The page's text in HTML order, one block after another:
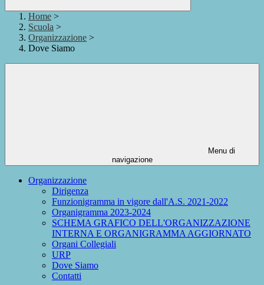
Home >
Scuola >
Organizzazione >
Dove Siamo
Menu di
navigazione
Organizzazione
Dirigenza
Funzionigramma in vigore dall'A.S. 2021-2022
Organigramma 2023-2024
SCHEMA GRAFICO DELL'ORGANIZZAZIONE
INTERNA E ORGANIGRAMMA AGGIORNATO
Organi Collegiali
URP
Dove Siamo
Contatti